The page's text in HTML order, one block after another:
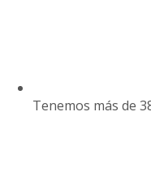
Tenemos más de